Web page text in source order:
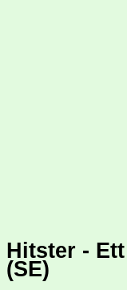
Hitster -
(SE)